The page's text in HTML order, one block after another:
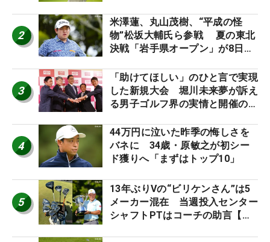
ーのヒトネタ！】
2
米澤蓮、丸山茂樹、“平成の怪
物”松坂大輔氏ら参戦 夏の東北
決戦「岩手県オープン」が8日開
3
「助けてほしい」のひと言で実現
した新規大会 堀川未来夢が訴え
る男子ゴルフ界の実情と開催の舞
4
44万円に泣いた昨季の悔しさを
バネに 34歳・原敏之が初シー
ド獲りへ「まずはトップ10」
5
13年ぶりVの“ビリケンさん”は5
メーカー混在 当週投入センター
シャフトPTはコーチの助言【勝